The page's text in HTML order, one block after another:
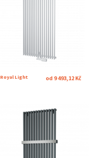
Royal Light od 9 493,12 Kč